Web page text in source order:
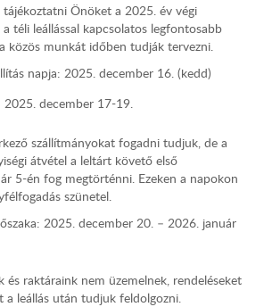
tájékoztatni Önöket a 2025. év végi
téli leállással kapcsolatos legfontosabb
közös munkát időben tudják tervezni.
napja: 2025. december 16. (kedd)
december 17-19.
szállítmányokat fogadni tudjuk, de a
átvétel a leltárt követő első
5-én fog megtörténni. Ezeken a napokon
szünetel.
2025. december 20. – 2026. január
és raktáraink nem üzemelnek, rendeléseket
a leállás után tudjuk feldolgozni.